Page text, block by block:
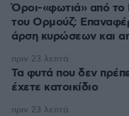
Όροι-«φωτιά» από το
του Ορμούζ:
άρση κυρώσεων και
Τα φυτά που δεν
έχετε κατοικίδιο
πριν 23 λεπτά
πριν 23 λεπτά